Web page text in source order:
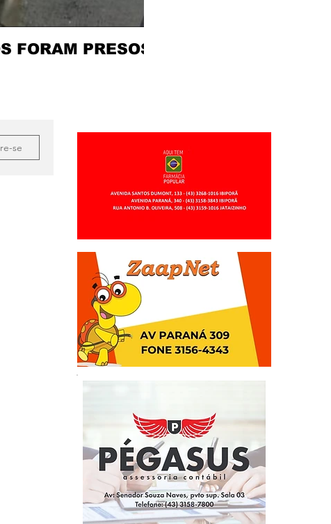
FORAM PRESOS
se